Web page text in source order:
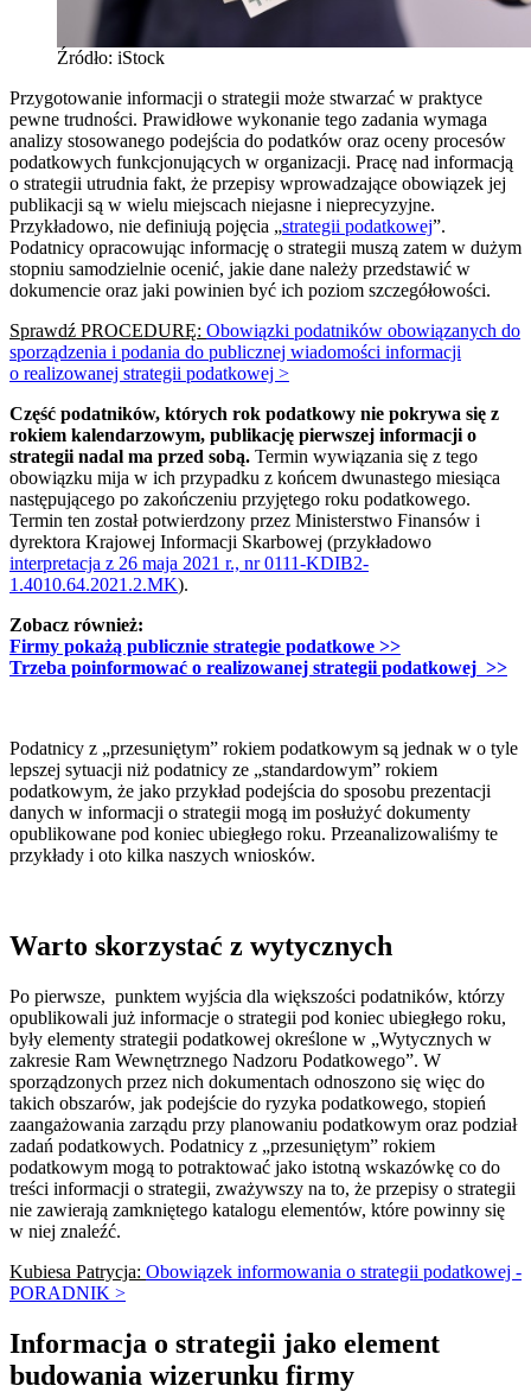
Źródło: iStock
Przygotowanie informacji o strategii może stwarzać w praktyce
pewne trudności. Prawidłowe wykonanie tego zadania wymaga
analizy stosowanego podejścia do podatków oraz oceny procesów
podatkowych funkcjonujących w organizacji. Pracę nad informacją
o strategii utrudnia fakt, że przepisy wprowadzające obowiązek jej
publikacji są w wielu miejscach niejasne i nieprecyzyjne.
Przykładowo, nie definiują pojęcia „strategii podatkowej”.
Podatnicy opracowując informację o strategii muszą zatem w dużym
stopniu samodzielnie ocenić, jakie dane należy przedstawić w
dokumencie oraz jaki powinien być ich poziom szczegółowości.
Sprawdź PROCEDURĘ: Obowiązki podatników obowiązanych do
sporządzenia i podania do publicznej wiadomości informacji
o realizowanej strategii podatkowej >
Część podatników, których rok podatkowy nie pokrywa się z
rokiem kalendarzowym, publikację pierwszej informacji o
strategii nadal ma przed sobą. Termin wywiązania się z tego
obowiązku mija w ich przypadku z końcem dwunastego miesiąca
następującego po zakończeniu przyjętego roku podatkowego.
Termin ten został potwierdzony przez Ministerstwo Finansów i
dyrektora Krajowej Informacji Skarbowej (przykładowo
interpretacja z 26 maja 2021 r., nr 0111-KDIB2-
1.4010.64.2021.2.MK).
Zobacz również:
Firmy pokażą publicznie strategie podatkowe >>
Trzeba poinformować o realizowanej strategii podatkowej >>
Podatnicy z „przesuniętym” rokiem podatkowym są jednak w o tyle
lepszej sytuacji niż podatnicy ze „standardowym” rokiem
podatkowym, że jako przykład podejścia do sposobu prezentacji
danych w informacji o strategii mogą im posłużyć dokumenty
opublikowane pod koniec ubiegłego roku. Przeanalizowaliśmy te
przykłady i oto kilka naszych wniosków.
Warto skorzystać z wytycznych
Po pierwsze, punktem wyjścia dla większości podatników, którzy
opublikowali już informacje o strategii pod koniec ubiegłego roku,
były elementy strategii podatkowej określone w „Wytycznych w
zakresie Ram Wewnętrznego Nadzoru Podatkowego”. W
sporządzonych przez nich dokumentach odnoszono się więc do
takich obszarów, jak podejście do ryzyka podatkowego, stopień
zaangażowania zarządu przy planowaniu podatkowym oraz podział
zadań podatkowych. Podatnicy z „przesuniętym” rokiem
podatkowym mogą to potraktować jako istotną wskazówkę co do
treści informacji o strategii, zważywszy na to, że przepisy o strategii
nie zawierają zamkniętego katalogu elementów, które powinny się
w niej znaleźć.
Kubiesa Patrycja: Obowiązek informowania o strategii podatkowej -
PORADNIK >
Informacja o strategii jako element
budowania wizerunku firmy